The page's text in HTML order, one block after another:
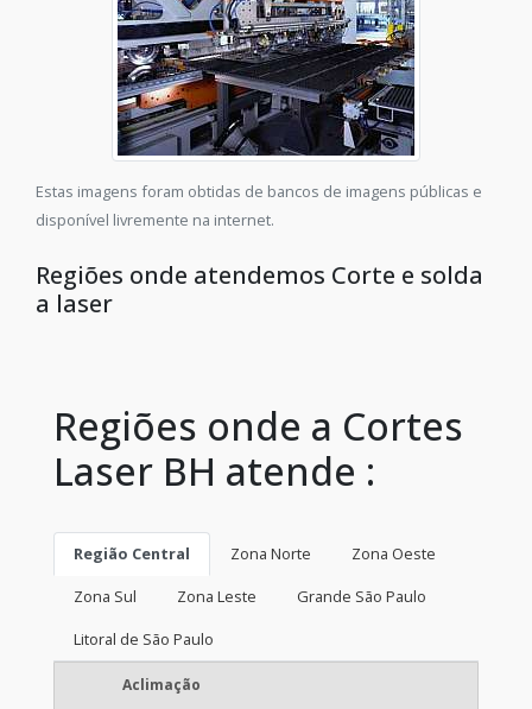
Estas imagens foram obtidas de bancos de imagens públicas e
disponível livremente na internet.
Regiões onde atendemos Corte e solda
a laser
Regiões onde a Cortes
Laser BH atende :
Região Central Zona Norte
Zona Oeste
Zona Sul
Zona Leste
Grande São Paulo
Litoral de São Paulo
Aclimação